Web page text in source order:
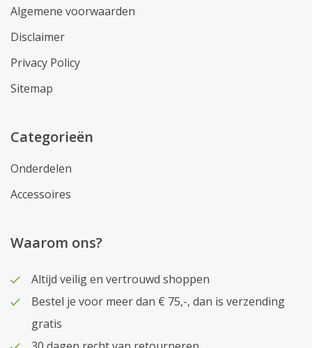
Algemene voorwaarden
Disclaimer
Privacy Policy
Sitemap
Categorieën
Onderdelen
Accessoires
Waarom ons?
Altijd veilig en vertrouwd shoppen
Bestel je voor meer dan € 75,-, dan is verzending
gratis